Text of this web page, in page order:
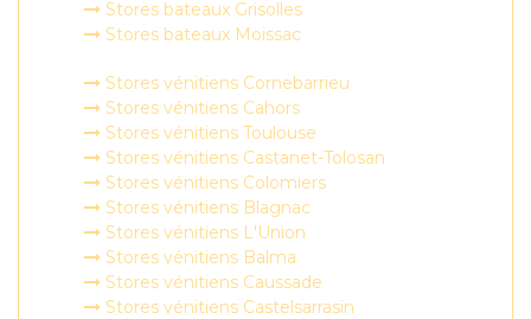
Stores bateaux Grisolles
Stores bateaux Moissac
Stores vénitiens Cornebarrieu
Stores vénitiens Cahors
Stores vénitiens Toulouse
Stores vénitiens Castanet-Tolosan
Stores vénitiens Colomiers
Stores vénitiens Blagnac
Stores vénitiens L'Union
Stores vénitiens Balma
Stores vénitiens Caussade
Stores vénitiens Castelsarrasin